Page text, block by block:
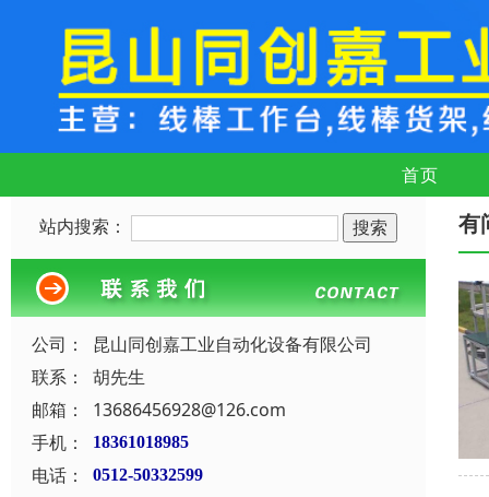
首页
站内搜索：
公司：
昆山同创嘉工业自动化设备有限公司
联系：
胡先生
邮箱：
13686456928@126.com
手机：
18361018985
电话：
0512-50332599
有